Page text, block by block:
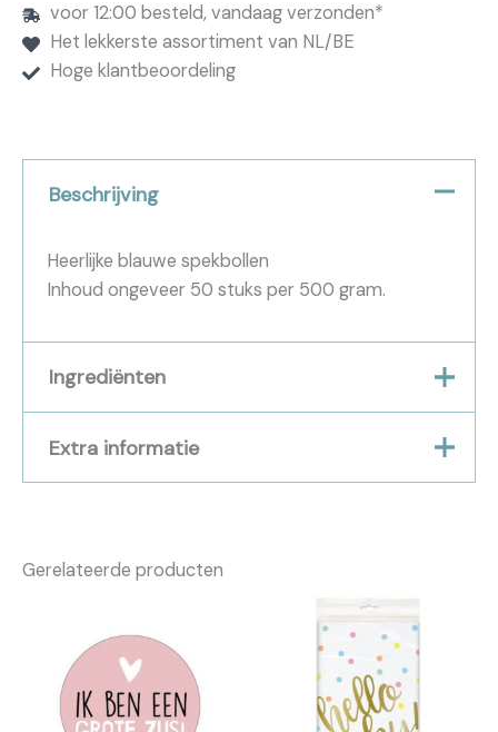
voor 12:00 besteld, vandaag verzonden*
Het lekkerste assortiment van NL/BE
Hoge klantbeoordeling
Beschrijving
Heerlijke blauwe spekbollen
Inhoud ongeveer 50 stuks per 500 gram.
Ingrediënten
Suiker, glucose fructosestroop, water, gelatine,
Extra informatie
Verkocht per
Gerelateerde producten